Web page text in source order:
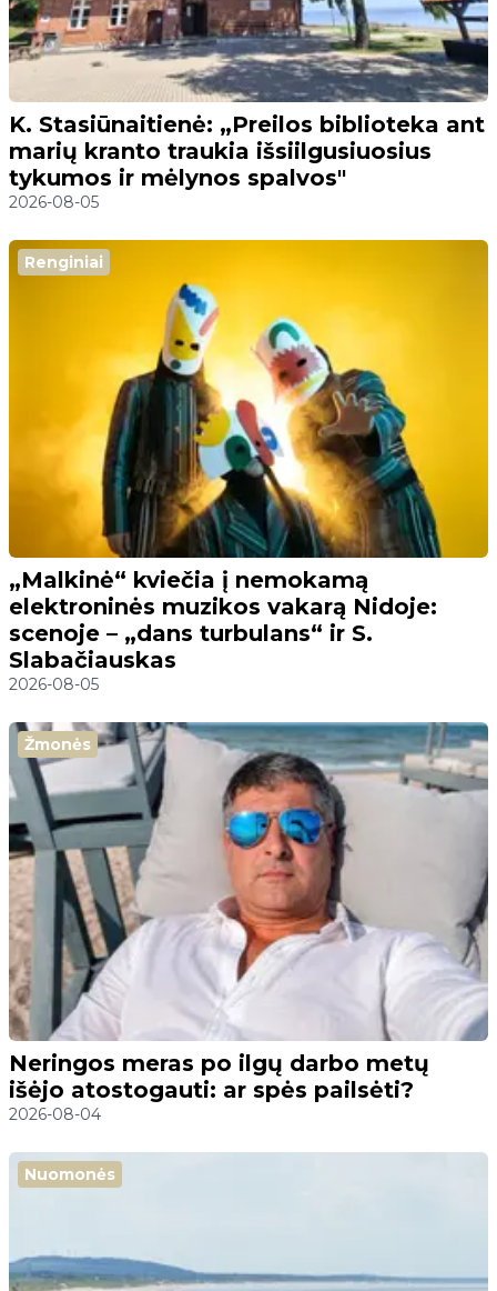
K. Stasiūnaitienė: „Preilos biblioteka ant
marių kranto traukia išsiilgusiuosius
tykumos ir mėlynos spalvos"
2026-08-05
Renginiai
„Malkinė“ kviečia į nemokamą
elektroninės muzikos vakarą Nidoje:
scenoje – „dans turbulans“ ir S.
Slabačiauskas
2026-08-05
Žmonės
Neringos meras po ilgų darbo metų
išėjo atostogauti: ar spės pailsėti?
2026-08-04
Nuomonės